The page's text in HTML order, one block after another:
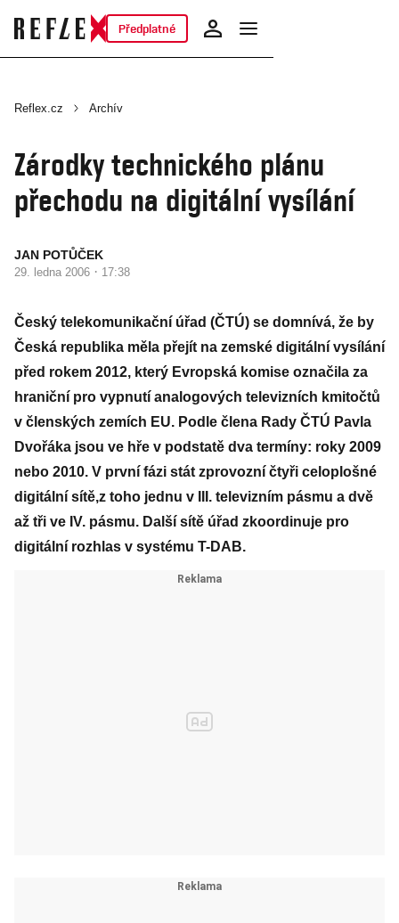
Předplatné
Reflex.cz Archív
Zárodky technického plánu
přechodu na digitální vysílání
JAN POTŮČEK
29. ledna 2006 · 17:38
Český telekomunikační úřad (ČTÚ) se domnívá, že by
Česká republika měla přejít na zemské digitální vysílání
před rokem 2012, který Evropská komise označila za
hraniční pro vypnutí analogových televizních kmitočtů
v členských zemích EU. Podle člena Rady ČTÚ Pavla
Dvořáka jsou ve hře v podstatě dva termíny: roky 2009
nebo 2010. V první fázi stát zprovozní čtyři celoplošné
digitální sítě,z toho jednu v III. televizním pásmu a dvě
až tři ve IV. pásmu. Další sítě úřad zkoordinuje pro
digitální rozhlas v systému T-DAB.